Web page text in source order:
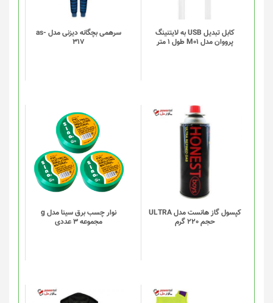
کابل تبدیل USB به لایتنینگ
پرووان مدل M01 طول 1 متر
سرهمی بچگانه دیزنی مدل as-
317
کپسول گاز هانست مدل ULTRA
حجم 220 گرم
نوار چسب برق سینا مدل g
مجموعه 3 عددی